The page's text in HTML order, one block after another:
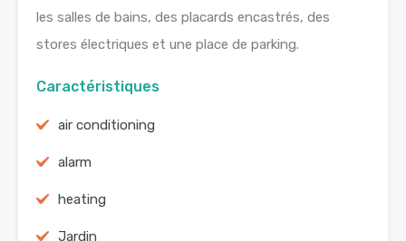
les salles de bains, des placards encastrés, des
stores électriques et une place de parking.
Caractéristiques
air conditioning
alarm
heating
Jardin